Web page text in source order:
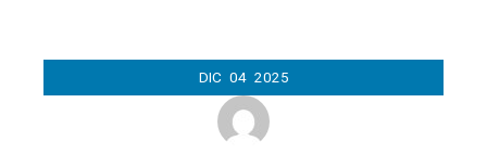
DIC 04 2025